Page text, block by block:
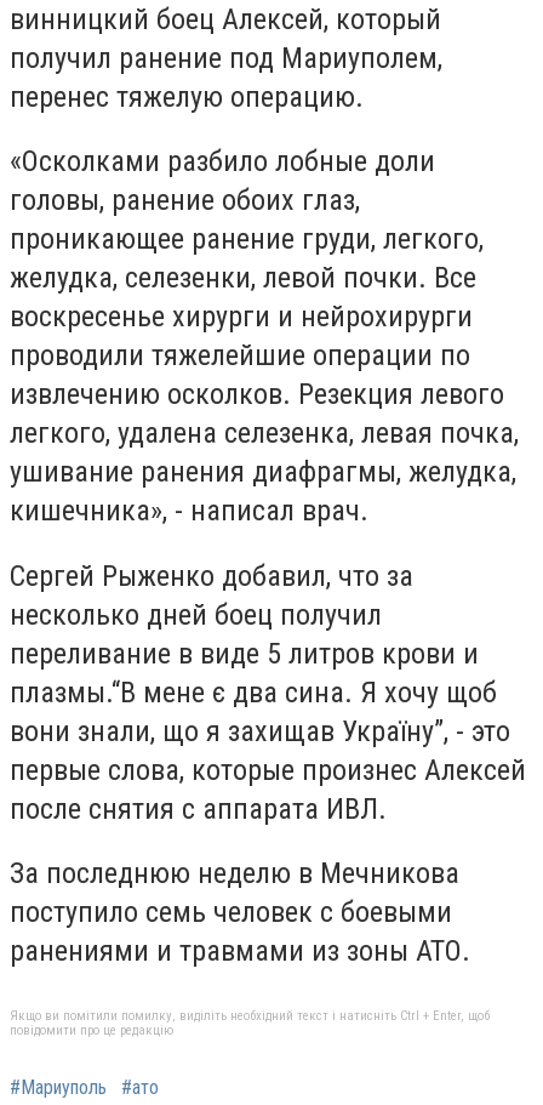
винницкий боец Алексей, который
получил ранение под Мариуполем,
перенес тяжелую операцию.
«Осколками разбило лобные доли
головы, ранение обоих глаз,
проникающее ранение груди, легкого,
желудка, селезенки, левой почки. Все
воскресенье хирурги и нейрохирурги
проводили тяжелейшие операции по
извлечению осколков. Резекция левого
легкого, удалена селезенка, левая почка,
ушивание ранения диафрагмы, желудка,
кишечника», - написал врач.
Сергей Рыженко добавил, что за
несколько дней боец получил
переливание в виде 5 литров крови и
плазмы.“В мене є два сина. Я хочу щоб
вони знали, що я захищав Україну”, - это
первые слова, которые произнес Алексей
после снятия с аппарата ИВЛ.
За последнюю неделю в Мечникова
поступило семь человек с боевыми
ранениями и травмами из зоны АТО.
Якщо ви помітили помилку, виділіть необхідний текст і натисніть Ctrl + Enter, щоб
повідомити про це редакцію
#Мариуполь #ато